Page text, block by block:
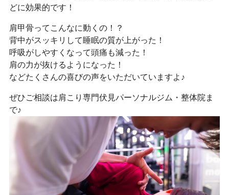
どに効果的です！
肩甲骨ってこんなに動くの！？
背中がスッキリして睡眠の質が上がった！
呼吸がしやすくなって頭痛も減った！
肩の力が抜けるようになった！
などたくさんの喜びの声をいただいていますよ♪
ぜひご相談は肩こり専門伏見パーソナルジム・整体院ま
で♪